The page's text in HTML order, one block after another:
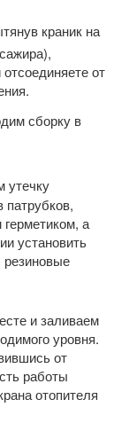
краник на
от
сборку в
утечку
а
установить
резиновые
и заливаем
уровня.
от
работы
отопителя